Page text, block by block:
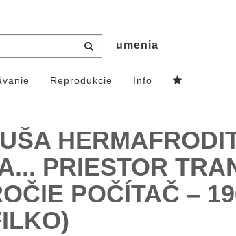
umenia
Reprodukcie Info
PRIESTOR
POČÍTAČ –